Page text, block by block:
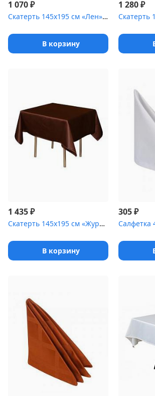
1 070₽
Скатерть 145х195 см «Лен» бежевая
В корзину
1 280₽
1 435₽
Скатерть 145х195 см «Журавинка» коричневая [(гладь)]
В корзину
305₽